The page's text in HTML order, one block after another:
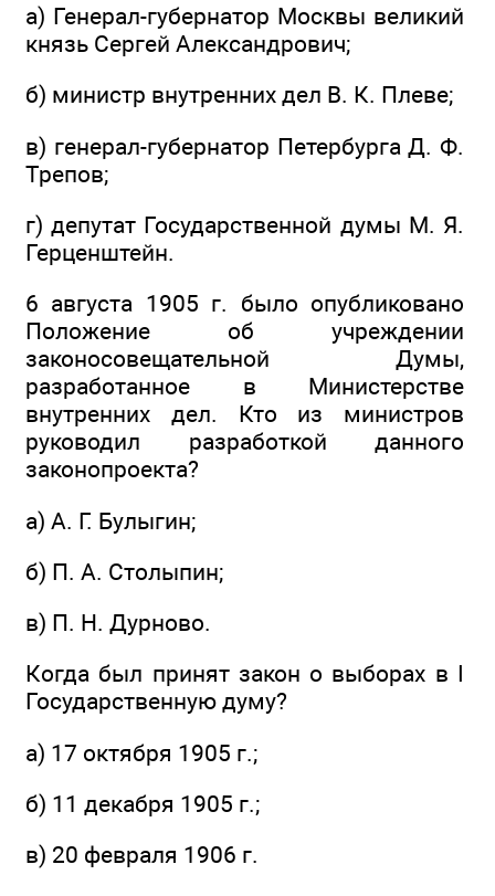
а) Генерал-губернатор Москвы великий
князь Сергей Александрович;
б) министр внутренних дел В. К. Плеве;
в) генерал-губернатор Петербурга Д. Ф.
Трепов;
г) депутат Государственной думы М. Я.
Герценштейн.
6 августа 1905 г. было опубликовано
Положение об учреждении
законосовещательной Думы,
разработанное в Министерстве
внутренних дел. Кто из министров
руководил разработкой данного
законопроекта?
а) А. Г. Булыгин;
б) П. А. Столыпин;
в) П. Н. Дурново.
Когда был принят закон о выборах в I
Государственную думу?
а) 17 октября 1905 г.;
б) 11 декабря 1905 г.;
в) 20 февраля 1906 г.